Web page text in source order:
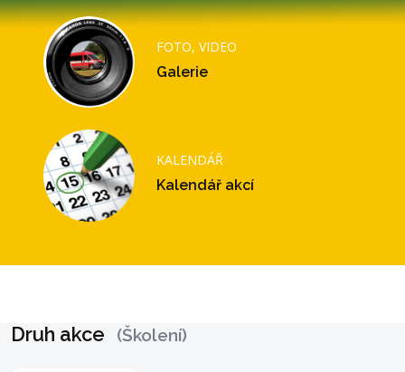
FOTO, VIDEO
Galerie
KALENDÁŘ
Kalendář akcí
Druh akce (Školení)